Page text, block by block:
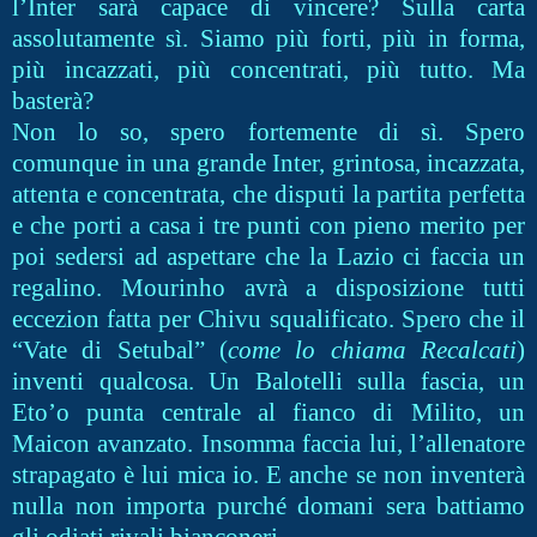
l’Inter sarà capace di vincere? Sulla carta
assolutamente sì. Siamo più forti, più in forma,
più incazzati, più concentrati, più tutto. Ma
basterà?
Non lo so, spero fortemente di sì. Spero
comunque in una grande Inter, grintosa, incazzata,
attenta e concentrata, che disputi la partita perfetta
e che porti a casa i tre punti con pieno merito per
poi sedersi ad aspettare che la Lazio ci faccia un
regalino. Mourinho avrà a disposizione tutti
eccezion fatta per Chivu squalificato. Spero che il
“Vate di Setubal” (come lo chiama Recalcati)
inventi qualcosa. Un Balotelli sulla fascia, un
Eto’o punta centrale al fianco di Milito, un
Maicon avanzato. Insomma faccia lui, l’allenatore
strapagato è lui mica io. E anche se non inventerà
nulla non importa purché domani sera battiamo